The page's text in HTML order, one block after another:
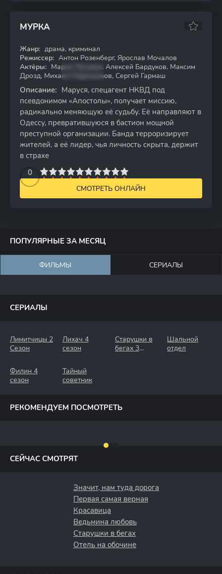
МУРКА
HDTV
Жанр: драма, криминал
Режиссер: Антон Розенберг, Ярослав Мочалов
Актёры: Мария Луговая, Алексей Бардуков, Максим
Дрозд, Михаил Пореченков, Сергей Гармаш
Описание: Маруся, спецагент НКВД под
псевдонимом «Апостолы», получает миссию,
радикально меняющую её судьбу. Её направляют в
Одессу, превратившуюся в бастион мощной
преступной организации. Банда терроризирует
жителей, а её лидер, чья личность скрыта, держит
в страхе
0
5 7 8 9 10
СМОТРЕТЬ ОНЛАЙН
ПОПУЛЯРНЫЕ ЗА МЕСЯЦ
ФИЛЬМЫ СЕРИАЛЫ
СЕРИАЛЫ
Лимитчицы 2
Сезон
Лихач 4
сезон
Старушки в
бегах 3
Шальной
отдел
Филин 4
сезон
Тайный
советник
РЕКОМЕНДУЕМ ПОСМОТРЕТЬ
СЕЙЧАС СМОТРЯТ
Значит, нам туда дорога
Первая самая верная
Красавица
Ведьмина любовь
Старушки в бегах
Отель на обочине